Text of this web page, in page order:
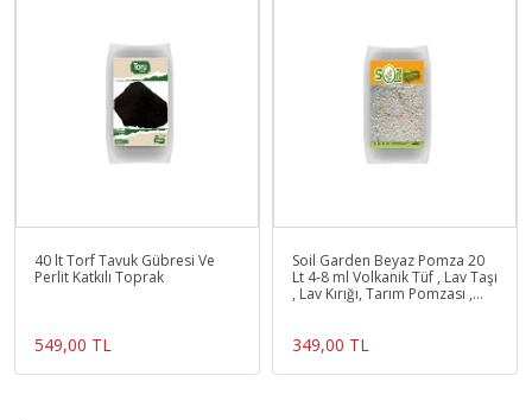
40 lt Torf Tavuk Gübresi Ve
Perlit Katkılı Toprak
549,00 TL
Soil Garden Beyaz Pomza 20
Lt 4-8 ml Volkanik Tüf , Lav Taşı
, Lav Kırığı, Tarım Pomzası ,
349,00 TL